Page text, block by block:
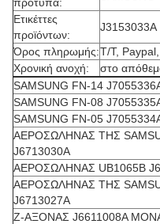
Ετικέττες
προϊόντων:
J3153033A
Όρος πληρωμής:T/T, Paypal,
Χρονική ανοχή:
στο
SAMSUNG FN-14
SAMSUNG FN-08
SAMSUNG FN-05
ΑΕΡΟΣΩΛΗΝΑΣ ΤΗΣ
J6713030A
ΑΕΡΟΣΩΛΗΝΑΣ UB1065B
ΑΕΡΟΣΩΛΗΝΑΣ ΤΗΣ
J6713027A
Ζ-ΑΞΟΝΑΣ J6611008A